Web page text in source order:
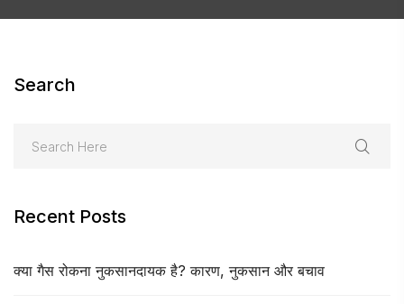
Search
Recent Posts
क्या गैस रोकना नुकसानदायक है? कारण, नुकसान और बचाव